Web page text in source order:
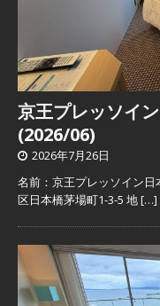
京王プレッソイ
(2026/06)
2026年7月26日
名前：京王プレッソイン
区日本橋茅場町1-3-5 地[…]